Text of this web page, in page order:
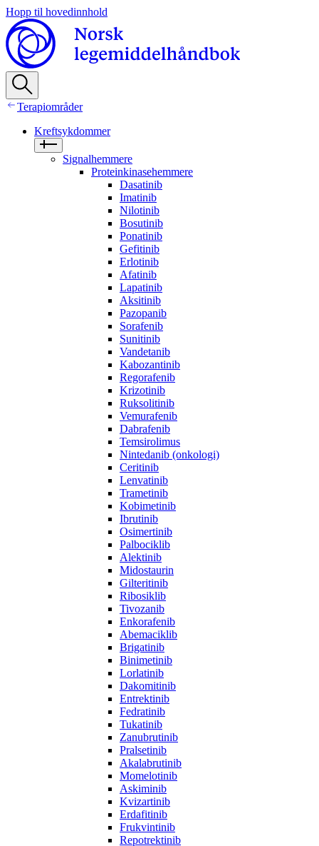
Hopp til hovedinnhold
Terapiområder
Kreftsykdommer
Signalhemmere
Proteinkinasehemmere
Dasatinib
Imatinib
Nilotinib
Bosutinib
Ponatinib
Gefitinib
Erlotinib
Afatinib
Lapatinib
Aksitinib
Pazopanib
Sorafenib
Sunitinib
Vandetanib
Kabozantinib
Regorafenib
Krizotinib
Ruksolitinib
Vemurafenib
Dabrafenib
Temsirolimus
Nintedanib (onkologi)
Ceritinib
Lenvatinib
Trametinib
Kobimetinib
Ibrutinib
Osimertinib
Palbociklib
Alektinib
Midostaurin
Gilteritinib
Ribosiklib
Tivozanib
Enkorafenib
Abemaciklib
Brigatinib
Binimetinib
Lorlatinib
Dakomitinib
Entrektinib
Fedratinib
Tukatinib
Zanubrutinib
Pralsetinib
Akalabrutinib
Momelotinib
Askiminib
Kvizartinib
Erdafitinib
Frukvintinib
Repotrektinib